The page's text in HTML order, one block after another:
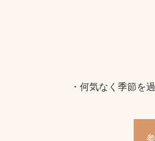
・何気なく季節を